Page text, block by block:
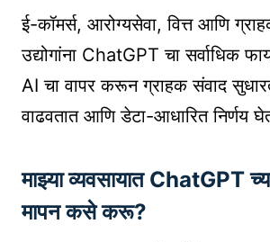
ई-कॉमर्स, आरोग्यसेवा, वित्त आणि
उद्योगांना ChatGPT चा सर्वाधिक
AI चा वापर करून ग्राहक संवाद
वाढवतात आणि डेटा-आधारित निर्णय
माझ्या व्यवसायात ChatGPT
मापन कसे करू?